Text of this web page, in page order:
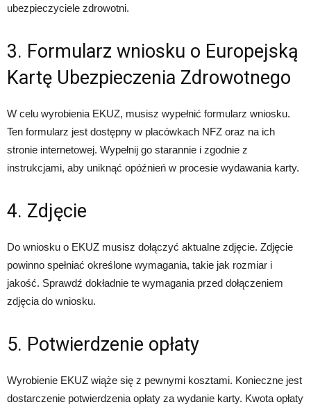
ubezpieczyciele zdrowotni.
3. Formularz wniosku o Europejską
Kartę Ubezpieczenia Zdrowotnego
W celu wyrobienia EKUZ, musisz wypełnić formularz wniosku.
Ten formularz jest dostępny w placówkach NFZ oraz na ich
stronie internetowej. Wypełnij go starannie i zgodnie z
instrukcjami, aby uniknąć opóźnień w procesie wydawania karty.
4. Zdjęcie
Do wniosku o EKUZ musisz dołączyć aktualne zdjęcie. Zdjęcie
powinno spełniać określone wymagania, takie jak rozmiar i
jakość. Sprawdź dokładnie te wymagania przed dołączeniem
zdjęcia do wniosku.
5. Potwierdzenie opłaty
Wyrobienie EKUZ wiąże się z pewnymi kosztami. Konieczne jest
dostarczenie potwierdzenia opłaty za wydanie karty. Kwota opłaty